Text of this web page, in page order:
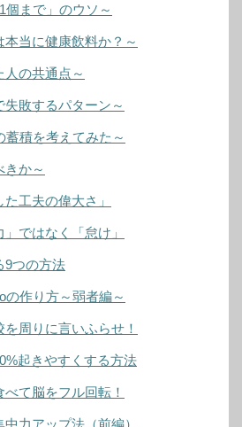
個まで」のウソ～
当に健康飲料か？～
の共通点～
敗するパターン～
蓄積を考えてみた～
きか～
工夫の偉大さ」
ではなく「怠け」
9つの方法
の作り方～弱者編～
周りに言いふらせ！
起きやすくする方法
て脳をフル回転！
力アップ法（前編）